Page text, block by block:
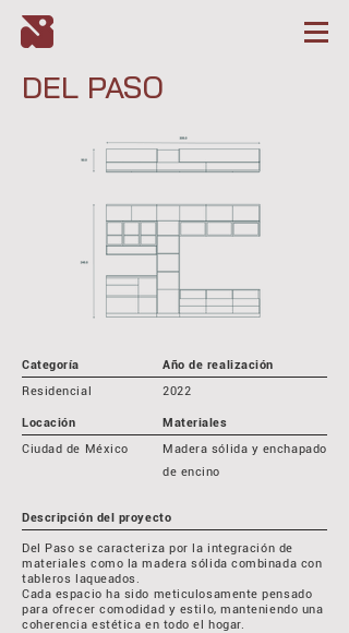
DEL PASO
Categoría
Año de realización
Residencial
Locación
2022
Materiales
Ciudad de México
Madera sólida y enchapado
de encino
Descripción del proyecto
Del Paso se caracteriza por la integración de
materiales como la madera sólida combinada con
tableros laqueados.
Cada espacio ha sido meticulosamente pensado
para ofrecer comodidad y estilo, manteniendo una
coherencia estética en todo el hogar.